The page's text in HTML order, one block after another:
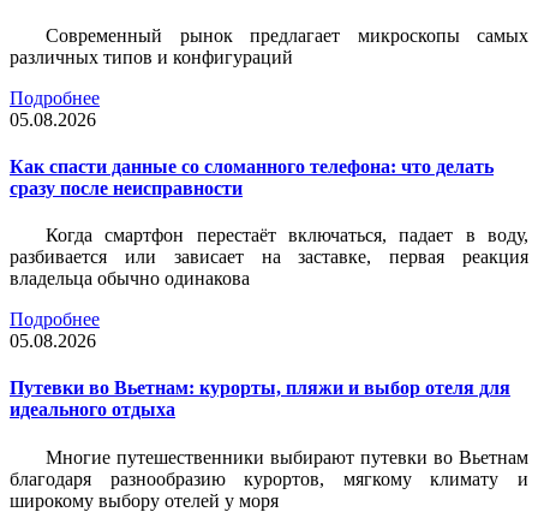
Современный рынок предлагает микроскопы самых
различных типов и конфигураций
Подробнее
05.08.2026
Как спасти данные со сломанного телефона: что делать
сразу после неисправности
Когда смартфон перестаёт включаться, падает в воду,
разбивается или зависает на заставке, первая реакция
владельца обычно одинакова
Подробнее
05.08.2026
Путевки во Вьетнам: курорты, пляжи и выбор отеля для
идеального отдыха
Многие путешественники выбирают путевки во Вьетнам
благодаря разнообразию курортов, мягкому климату и
широкому выбору отелей у моря